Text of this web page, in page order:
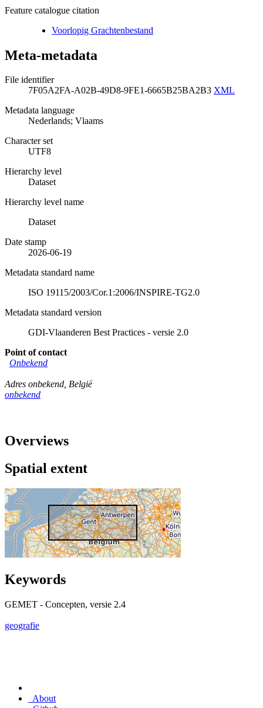
Feature catalogue citation
Voorlopig Grachtenbestand
Meta-metadata
File identifier
7F05A2FA-A02B-49D8-9FE1-6665B25BA2B3 XML
Metadata language
Nederlands; Vlaams
Character set
UTF8
Hierarchy level
Dataset
Hierarchy level name
Dataset
Date stamp
2026-06-19
Metadata standard name
ISO 19115/2003/Cor.1:2006/INSPIRE-TG2.0
Metadata standard version
GDI-Vlaanderen Best Practices - versie 2.0
Point of contact
Onbekend
Adres onbekend, België
onbekend
Overviews
Spatial extent
Keywords
GEMET - Concepten, versie 2.4
geografie
About